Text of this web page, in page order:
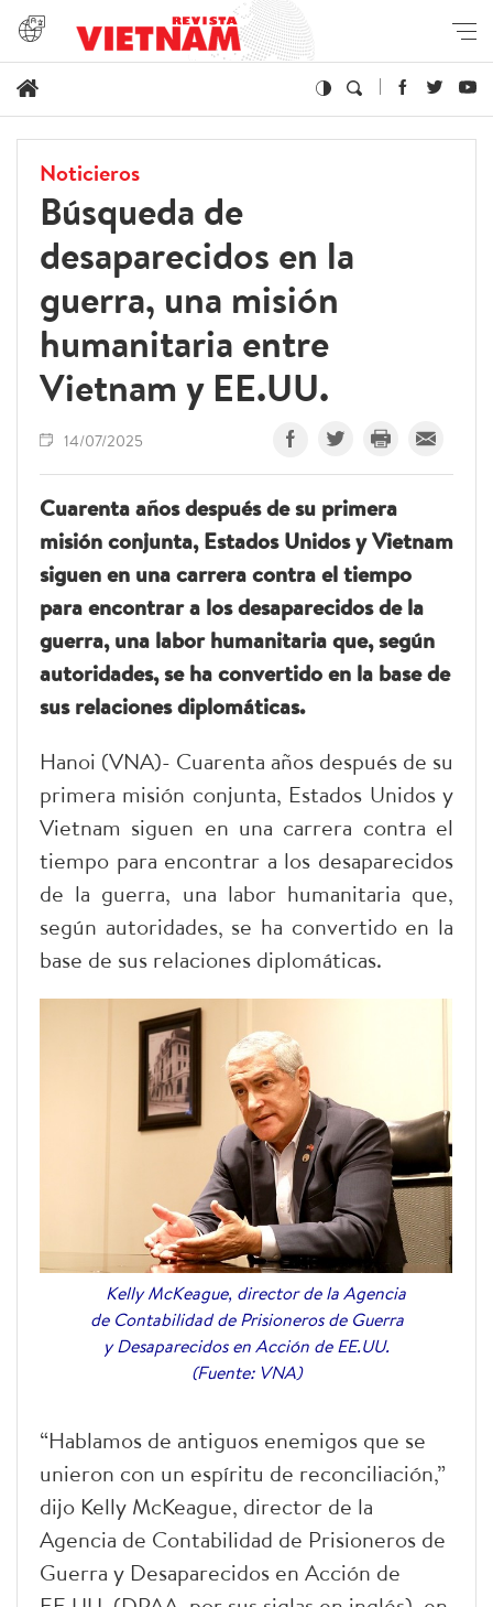
Noticieros
Búsqueda de
desaparecidos en la
guerra, una misión
humanitaria entre
Vietnam y EE.UU.
14/07/2025
Cuarenta años después de su primera
misión conjunta, Estados Unidos y Vietnam
siguen en una carrera contra el tiempo
para encontrar a los desaparecidos de la
guerra, una labor humanitaria que, según
autoridades, se ha convertido en la base de
sus relaciones diplomáticas.
Hanoi (VNA)- Cuarenta años después de su
primera misión conjunta, Estados Unidos y
Vietnam siguen en una carrera contra el
tiempo para encontrar a los desaparecidos
de la guerra, una labor humanitaria que,
según autoridades, se ha convertido en la
base de sus relaciones diplomáticas.
Kelly McKeague, director de la Agencia
de Contabilidad de Prisioneros de Guerra
y Desaparecidos en Acción de EE.UU.
(Fuente: VNA)
“Hablamos de antiguos enemigos que se
unieron con un espíritu de reconciliación,”
dijo Kelly McKeague, director de la
Agencia de Contabilidad de Prisioneros de
Guerra y Desaparecidos en Acción de